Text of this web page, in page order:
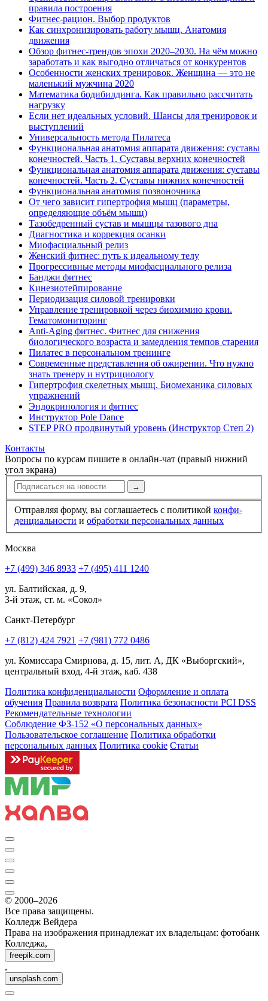
правила построения
Фитнес-рацион. Выбор продуктов
Как синхронизировать работу мышц. Анатомия
движения
Обзор фитнес-трендов эпохи 2020–2030. На чём можно
заработать и как выгодно отличаться от конкурентов
Особенности женских тренировок. Женщина — это не
маленький мужчина 2020
Математика бодибилдинга. Как правильно рассчитать
нагрузку
Если нет идеальных условий. Шансы для тренировок и
выступлений
Универсальность метода Пилатеса
Функциональная анатомия аппарата движения: суставы
конечностей. Часть 1. Суставы верхних конечностей
Функциональная анатомия аппарата движения: суставы
конечностей. Часть 2. Суставы нижних конечностей
Функциональная анатомия позвоночника
От чего зависит гипертрофия мышц (параметры,
определяющие объём мышц)
Тазобедренный сустав и мышцы тазового дна
Диагностика и коррекция осанки
Миофасциальный релиз
Женский фитнес: путь к идеальному телу
Прогрессивные методы миофасциального релиза
Банджи фитнес
Кинезиотейпирование
Периодизация силовой тренировки
Управление тренировкой через биохимию крови.
Гематомониторинг
Anti-Aging фитнес. Фитнес для снижения
биологического возраста и замедления темпов старения
Пилатес в персональном тренинге
Современные представления об ожирении. Что нужно
знать тренеру и нутрициологу
Гипертрофия скелетных мышц. Биомеханика силовых
упражнений
Эндокринология и фитнес
Инструктор Pole Dance
STEP PRO продвинутый уровень (Инструктор Степ 2)
Контакты
Вопросы по курсам пишите в онлайн-чат (правый нижний
угол экрана)
→
Отправляя форму, вы соглашаетесь с политикой конфи­
ден­циальности и обработки персональных данных
Москва
+7 (499) 346 8933 +7 (495) 411 1240
ул. Балтийская, д. 9,
3-й этаж, ст. м. «Сокол»
Санкт-Петербург
+7 (812) 424 7921 +7 (981) 772 0486
ул. Комиссара Смирнова, д. 15, лит. А, ДК «Выборгский»,
центральный вход, 4-й этаж, каб. 438
Политика конфиденциальности Оформление и оплата
обучения Правила возврата Политика безопасности PCI DSS
Рекомендательные технологии
Соблюдение ФЗ-152 «О персональ­ных данных»
Пользовательское соглашение Политика обработки
персональных данных Политика cookie Статьи
© 2000–2026
Все права защищены.
Колледж Вейдера
Права на изображения принадлежат их владельцам: фотобанк
Колледжа,
freepik.com
,
unsplash.com